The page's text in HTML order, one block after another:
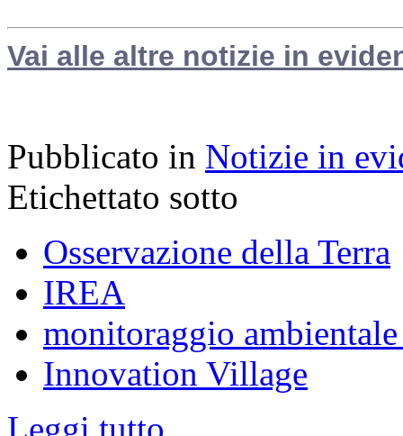
Vai alle altre notizie in
Pubblicato in Notizie in
Etichettato sotto
Osservazione della Terra
IREA
monitoraggio
Innovation Village